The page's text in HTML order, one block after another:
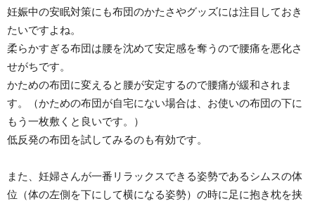
妊娠中の安眠対策にも布団のかたさやグッズには注目しておき
たいですよね。
柔らかすぎる布団は腰を沈めて安定感を奪うので腰痛を悪化さ
せがちです。
かための布団に変えると腰が安定するので腰痛が緩和されま
す。（かための布団が自宅にない場合は、お使いの布団の下に
もう一枚敷くと良いです。）
低反発の布団を試してみるのも有効です。
また、妊婦さんが一番リラックスできる姿勢であるシムスの体
位（体の左側を下にして横になる姿勢）の時に足に抱き枕を挟